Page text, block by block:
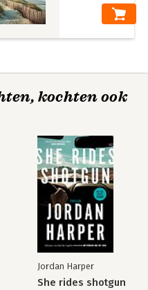
kochten ook
Jordan Harper
She rides shotgun